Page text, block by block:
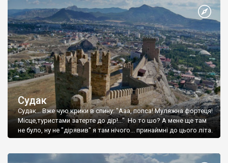
Судак
Судак... Вже чую крики в спину: "Ааа, попса! Муляжна фортеця!
Місце,туристами затерте до дір!..." Но то шо? А мене ще там
не було, ну не "дірявив" я там нічого... принаймні до цього літа.